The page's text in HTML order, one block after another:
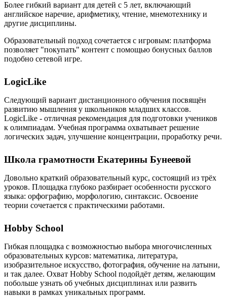
Более гибкий вариант для детей с 5 лет, включающий
английское наречие, арифметику, чтение, мнемотехнику и
другие дисциплины.
Образовательный подход сочетается с игровым: платформа
позволяет "покупать" контент с помощью бонусных баллов
подобно сетевой игре.
LogicLike
Следующий вариант дистанционного обучения посвящён
развитию мышления у школьников младших классов.
LogicLike - отличная рекомендация для подготовки учеников
к олимпиадам. Учебная программа охватывает решение
логических задач, улучшение концентрации, проработку речи.
Школа грамотности Екатерины Бунеевой
Довольно краткий образовательный курс, состоящий из трёх
уроков. Площадка глубоко разбирает особенности русского
языка: орфографию, морфологию, синтаксис. Освоение
теории сочетается с практическими работами.
Hobby School
Гибкая площадка с возможностью выбора многочисленных
образовательных курсов: математика, литература,
изобразительное искусство, фотография, обучение на латыни,
и так далее. Охват Hobby School подойдёт детям, желающим
побольше узнать об учебных дисциплинах или развить
навыки в рамках уникальных программ.